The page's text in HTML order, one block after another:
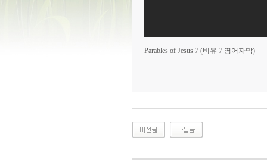
Parables of Jesus 7 (비유 7 영어자막)